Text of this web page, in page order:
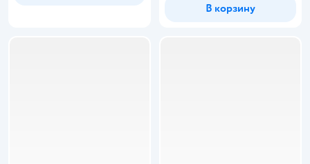
В корзину